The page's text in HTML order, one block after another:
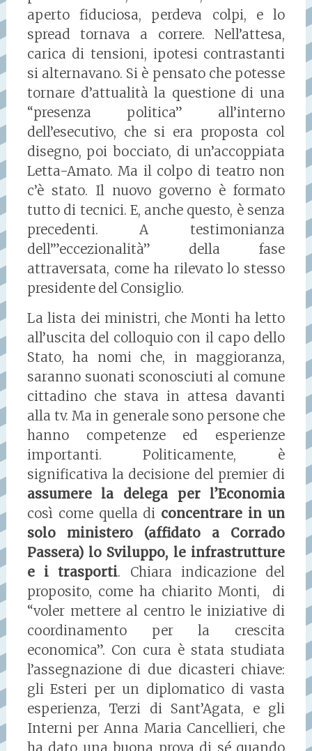
aperto fiduciosa, perdeva colpi, e lo
spread tornava a correre. Nell’attesa,
carica di tensioni, ipotesi contrastanti
si alternavano. Si è pensato che potesse
tornare d’attualità la questione di una
“presenza politica” all’interno
dell’esecutivo, che si era proposta col
disegno, poi bocciato, di un’accoppiata
Letta-Amato. Ma il colpo di teatro non
c’è stato. Il nuovo governo è formato
tutto di tecnici. E, anche questo, è senza
precedenti. A testimonianza
dell’”eccezionalità” della fase
attraversata, come ha rilevato lo stesso
presidente del Consiglio.
La lista dei ministri, che Monti ha letto
all’uscita del colloquio con il capo dello
Stato, ha nomi che, in maggioranza,
saranno suonati sconosciuti al comune
cittadino che stava in attesa davanti
alla tv. Ma in generale sono persone che
hanno competenze ed esperienze
importanti. Politicamente, è
significativa la decisione del premier di
assumere la delega per l’Economia
così come quella di concentrare in un
solo ministero (affidato a Corrado
Passera) lo Sviluppo, le infrastrutture
e i trasporti. Chiara indicazione del
proposito, come ha chiarito Monti, di
“voler mettere al centro le iniziative di
coordinamento per la crescita
economica”. Con cura è stata studiata
l’assegnazione di due dicasteri chiave:
gli Esteri per un diplomatico di vasta
esperienza, Terzi di Sant’Agata, e gli
Interni per Anna Maria Cancellieri, che